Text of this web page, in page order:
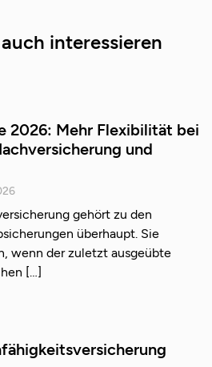
interessieren
2026: Mehr Flexibilität bei
und
gehört zu den
überhaupt. Sie
wenn der zuletzt ausgeübte